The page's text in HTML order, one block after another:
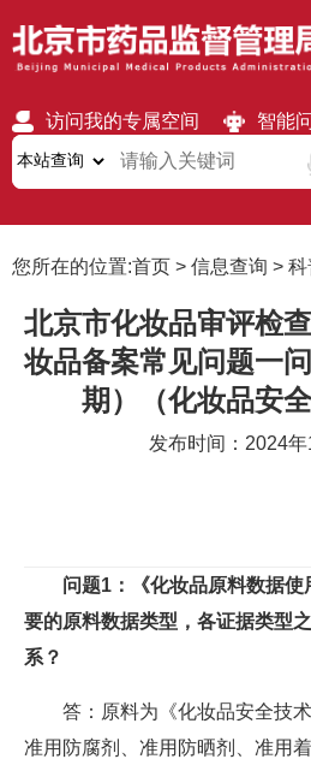
访问我的专属空间 智能
无障碍 繁體 移动版
您所在的位置:首页 > 信息查询 > 科
北京市化妆品审评检
妆品备案常见问题一
期）（化妆品安全
发布时间：2024年
问题1：《化妆品原料数据使
要的原料数据类型，各证据类型
系？
答：原料为《化妆品安全技术
准用防腐剂、准用防晒剂、准用